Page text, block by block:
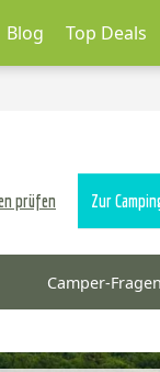
Blog Top Deals
prüfen Zur
Camper-Fragen